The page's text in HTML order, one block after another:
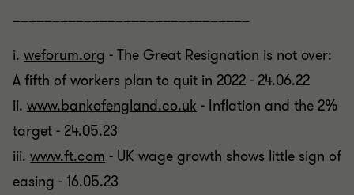
i. weforum.org - The Great Resignation is not over:
A fifth of workers plan to quit in 2022 - 24.06.22
ii. www.bankofengland.co.uk - Inflation and the 2%
target - 24.05.23
iii. www.ft.com - UK wage growth shows little sign of
easing - 16.05.23